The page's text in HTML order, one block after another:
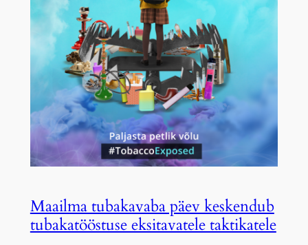
Maailma tubakavaba päev keskendub
tubakatööstuse eksitavatele taktikatele